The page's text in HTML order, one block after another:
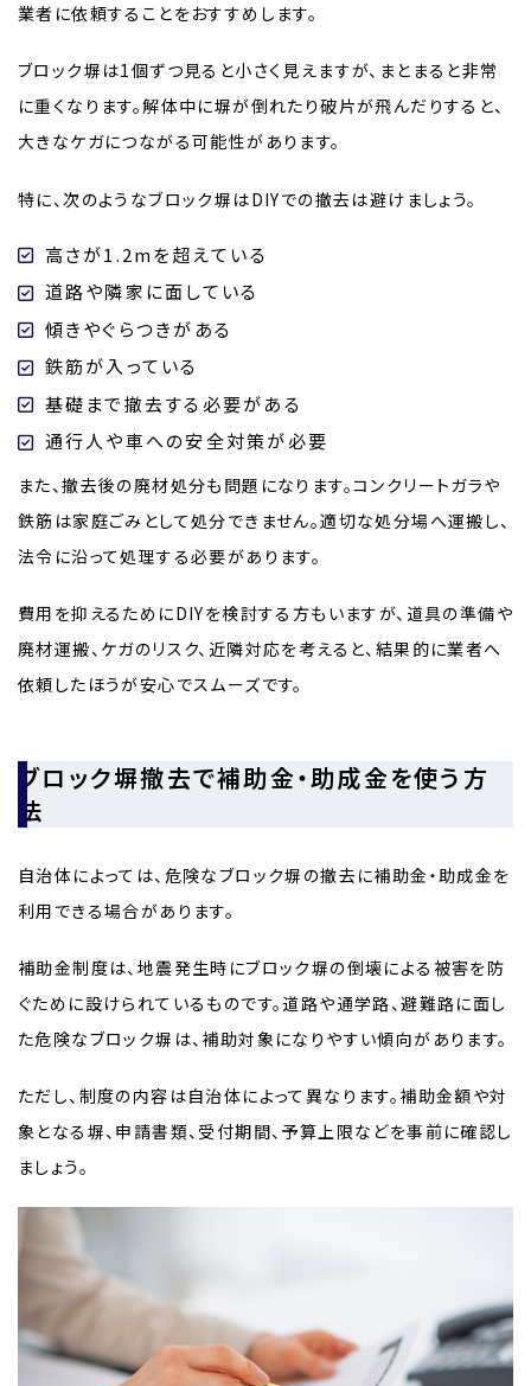
業者に依頼することをおすすめします。
ブロック塀は1個ずつ見ると小さく見えますが、まとまると非常
に重くなります。解体中に塀が倒れたり破片が飛んだりすると、
大きなケガにつながる可能性があります。
特に、次のようなブロック塀はDIYでの撤去は避けましょう。
高さが1.2mを超えている
道路や隣家に面している
傾きやぐらつきがある
鉄筋が入っている
基礎まで撤去する必要がある
通行人や車への安全対策が必要
また、撤去後の廃材処分も問題になります。コンクリートガラや
鉄筋は家庭ごみとして処分できません。適切な処分場へ運搬し、
法令に沿って処理する必要があります。
費用を抑えるためにDIYを検討する方もいますが、道具の準備や
廃材運搬、ケガのリスク、近隣対応を考えると、結果的に業者へ
依頼したほうが安心でスムーズです。
ブロック塀撤去で補助金・助成金を使う方
法
自治体によっては、危険なブロック塀の撤去に補助金・助成金を
利用できる場合があります。
補助金制度は、地震発生時にブロック塀の倒壊による被害を防
ぐために設けられているものです。道路や通学路、避難路に面し
た危険なブロック塀は、補助対象になりやすい傾向があります。
ただし、制度の内容は自治体によって異なります。補助金額や対
象となる塀、申請書類、受付期間、予算上限などを事前に確認し
ましょう。